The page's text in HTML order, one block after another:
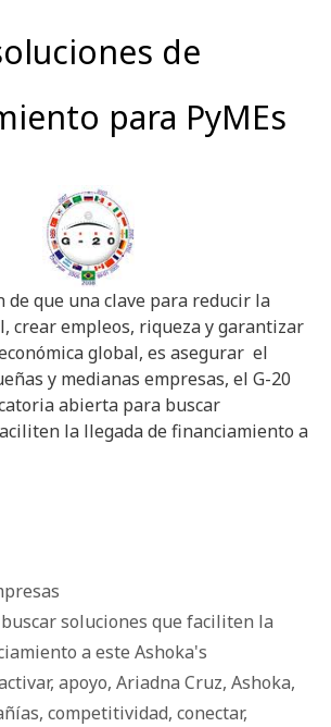
de
para PyMEs
de que una clave para reducir la
crear empleos, riqueza y garantizar
global, es asegurar el
y medianas empresas, el G-20
abierta para buscar
la llegada de financiamiento a
soluciones que faciliten la
a este Ashoka's
, apoyo, Ariadna Cruz, Ashoka,
, competitividad, conectar,